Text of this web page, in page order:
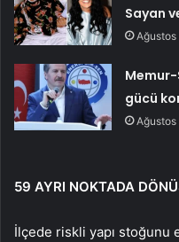
Sayan
Memur-
gücü
59 AYRI NOKTADA
İlçede riskli yapı